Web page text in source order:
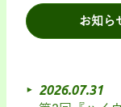
お知ら
2026.07.31